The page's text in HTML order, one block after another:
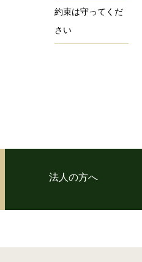
約束は守ってくだ
さい
法人の方へ